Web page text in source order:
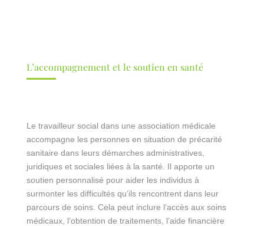
L’accompagnement et le soutien en santé
Le travailleur social dans une association médicale
accompagne les personnes en situation de précarité
sanitaire dans leurs démarches administratives,
juridiques et sociales liées à la santé. Il apporte un
soutien personnalisé pour aider les individus à
surmonter les difficultés qu’ils rencontrent dans leur
parcours de soins. Cela peut inclure l’accès aux soins
médicaux, l’obtention de traitements, l’aide financière